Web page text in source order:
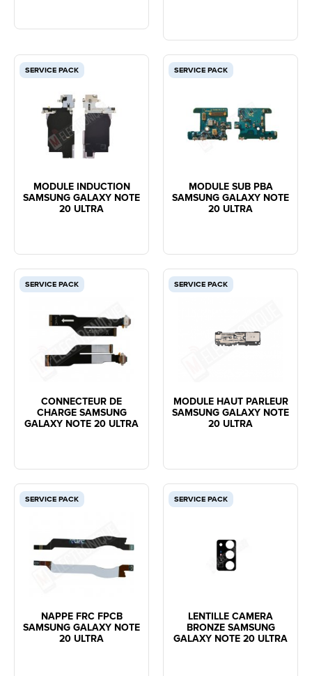
SERVICE PACK
MODULE INDUCTION
SAMSUNG GALAXY NOTE
20 ULTRA
SERVICE PACK
MODULE SUB PBA
SAMSUNG GALAXY NOTE
20 ULTRA
SERVICE PACK
CONNECTEUR DE
CHARGE SAMSUNG
GALAXY NOTE 20 ULTRA
SERVICE PACK
MODULE HAUT PARLEUR
SAMSUNG GALAXY NOTE
20 ULTRA
SERVICE PACK
NAPPE FRC FPCB
SAMSUNG GALAXY NOTE
20 ULTRA
SERVICE PACK
LENTILLE CAMERA
BRONZE SAMSUNG
GALAXY NOTE 20 ULTRA